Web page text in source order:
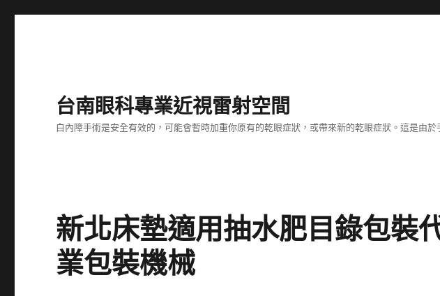
台南眼科專業近視雷射空間
白內障手術是安全有效的，可能會暫時加重你原有的乾眼症狀，或帶來新的乾眼症狀。這是由
新北床墊適用抽水肥目錄包裝
業包裝機械